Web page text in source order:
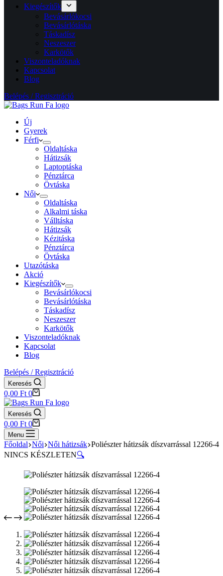
Kiegészítők
Bevásárlókocsi
Bevásárlótáska
Táskadísz
Neszeszer
Karkötők
Viszonteladóknak
Kapcsolat
Blog
Belépés / Regisztráció
Új
Gyerek
Férfi
Oldaltáska
Hátizsák
Laptoptáska
Pénztárca
Övtáska
Női
Oldaltáska
Alkalmi táska
Válltáska
Hátizsák
Kézitáska
Pénztárca
Övtáska
Utazótáska
Akció
Kiegészítők
Bevásárlókocsi
Bevásárlótáska
Táskadísz
Neszeszer
Karkötők
Viszonteladóknak
Kapcsolat
Blog
Belépés / Regisztráció
Keresés
Shopping
cart
0,00 Ft 0
Keresés
Shopping
cart
0,00 Ft 0
Menu
Főoldal Női Női hátizsák Poliészter hátizsák díszvarrással 12266-4
NINCS KÉSZLETEN🔍